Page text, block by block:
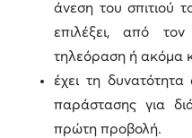
άνεση του σπιτιού
επιλέξει, από
τηλεόραση ή ακόμα
έχει τη
παράστασης για
πρώτη προβολή.